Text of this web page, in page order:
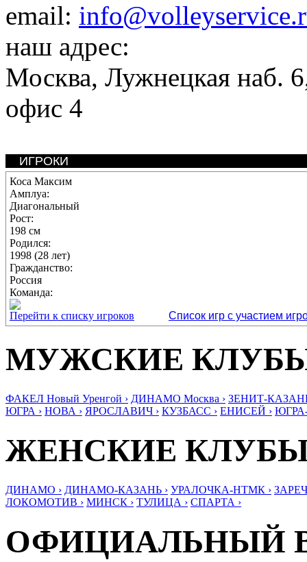
email:
наш адрес:
Москва, Лужнецкая наб.
офис 4
ИГРОКИ
Коса Максим
Амплуа:
Диагональный
Рост:
198 см
Родился:
1998 (28 лет)
Гражданство:
Россия
Команда:
Перейти к списку игроков
Список игр с участием
МУЖСКИЕ
ФАКЕЛ Новый Уренгой › ДИНАМО Москва › ЗЕНИТ-
ЮГРА › НОВА › ЯРОСЛАВИЧ › КУЗБАСС › ЕНИСЕЙ ›
ЖЕНСКИЕ
ДИНАМО › ДИНАМО-КАЗАНЬ › УРАЛОЧКА-НТМК ›
ЛОКОМОТИВ › МИНСК › ТУЛИЦА › СПАРТА ›
ОФИЦИАЛЬНЫЙ